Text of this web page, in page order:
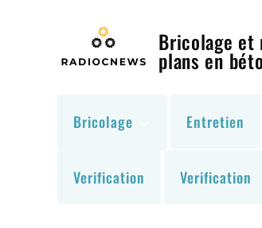
Bricolage et
plans en
Bricolage Entretien
Verification Verification